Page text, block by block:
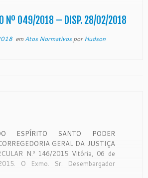
Nº 049/2018 – DISP. 28/02/2018
em Atos NormativosporHudson
ESPÍRITO SANTO PODER
GERAL DA JUSTIÇA
N.º 146/2015 Vitória, 06 de
O Exmo. Sr. Desembargador